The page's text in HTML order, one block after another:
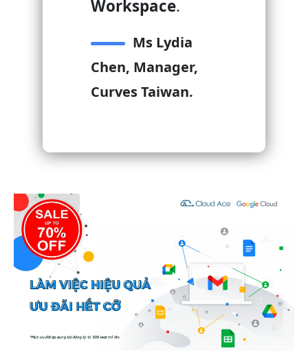
Workspace.
Ms Lydia
Chen, Manager,
Curves Taiwan.